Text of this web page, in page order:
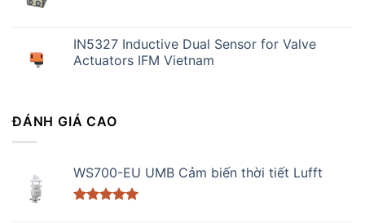
IN5327 Inductive Dual Sensor for Valve
Actuators IFM Vietnam
ĐÁNH GIÁ CAO
WS700-EU UMB Cảm biến thời tiết Lufft